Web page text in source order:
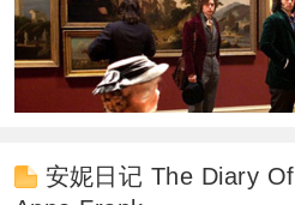
安妮日记 The Diary Of